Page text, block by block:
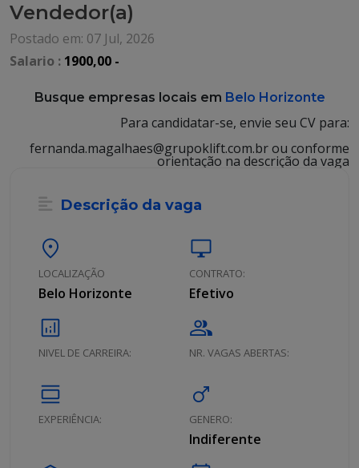
Vendedor(a)
Postado em: 07 Jul, 2026
Salario : 1900,00 -
Busque empresas locais em Belo Horizonte
Para candidatar-se, envie seu CV para:
fernanda.magalhaes@grupoklift.com.br ou conforme
orientação na descrição da vaga
Descrição da vaga
location_on
LOCALIZAÇÃO
Belo Horizonte
desktop_windows
CONTRATO:
Efetivo
analytics
NIVEL DE CARREIRA:
group
NR. VAGAS ABERTAS:
calendar_view_day
EXPERIÊNCIA:
male
GENERO:
Indiferente